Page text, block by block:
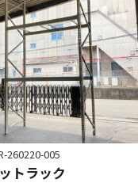
260220-005
トラック